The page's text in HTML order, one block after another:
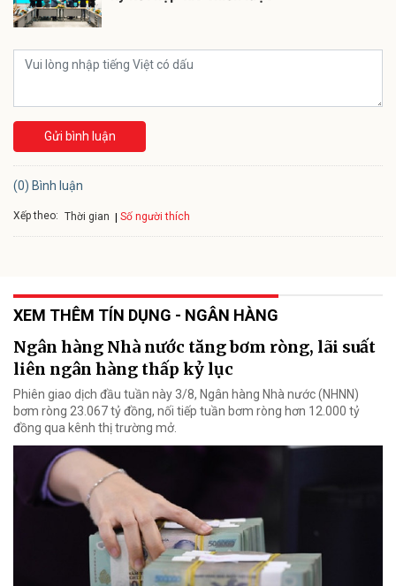
Gửi bình luận
(0) Bình luận
Xếp theo: Thời gian Số người thích
XEM THÊM TÍN DỤNG - NGÂN HÀNG
Ngân hàng Nhà nước tăng bơm ròng, lãi suất
liên ngân hàng thấp kỷ lục
Phiên giao dịch đầu tuần này 3/8, Ngân hàng Nhà nước (NHNN)
bơm ròng 23.067 tỷ đồng, nối tiếp tuần bơm ròng hơn 12.000 tỷ
đồng qua kênh thị trường mở.